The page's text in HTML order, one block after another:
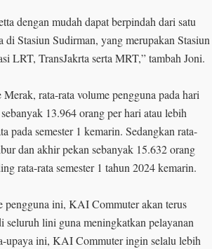
dengan mudah dapat berpindah dari satu
di Stasiun Sudirman, yang merupakan Stasiun
LRT, TransJakrta serta MRT,” tambah Joni.
rata-rata volume pengguna pada hari
13.964 orang per hari atau lebih
pada semester 1 kemarin. Sedangkan rata-
dan akhir pekan sebanyak 15.632 orang
rata-rata semester 1 tahun 2024 kemarin.
pengguna ini, KAI Commuter akan terus
seluruh lini guna meningkatkan pelayanan
upaya ini, KAI Commuter ingin selalu lebih